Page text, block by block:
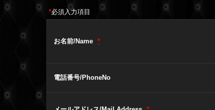
*必須入力項目
お名前/Name *
電話番号/PhoneNo